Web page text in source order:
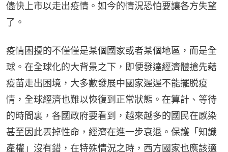
儘快上市以走出疫情。如今的情況恐怕要讓各方失望
了。
疫情困擾的不僅僅是某個國家或者某個地區，而是全
球。在全球化的大背景之下，即便發達經濟體搶先藉
疫苗走出困境，大多數發展中國家遲遲不能擺脱疫
情，全球經濟也難以恢復到正常狀態。在算計、等待
的時間裏，各國政府要看到，越來越多的國民在感染
甚至因此丟掉性命，經濟在進一步衰退。保護「知識
產權」沒有錯，在特殊情況之時，西方國家也應該適